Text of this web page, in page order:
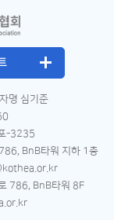
명 심기준
-3235
BnB타워 지하 1층
786, BnB타워 8F